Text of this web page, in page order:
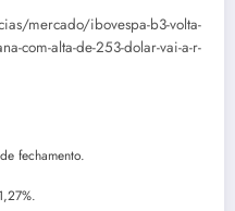
mercado/ibovespa-b3-volta-
com-alta-de-253-dolar-vai-a-r-
fechamento.